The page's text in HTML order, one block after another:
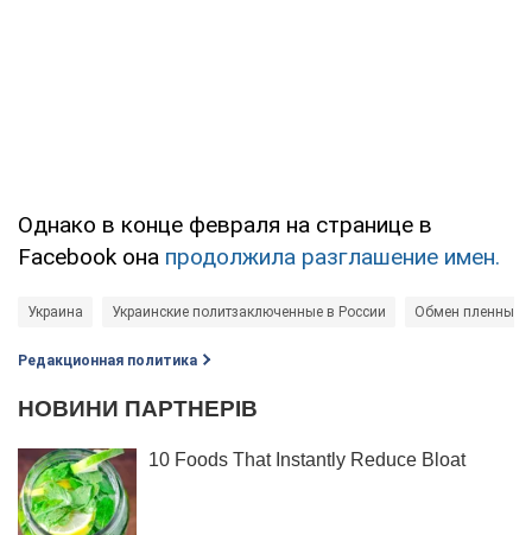
Однако в конце февраля на странице в
Facebook она продолжила разглашение имен.
Украина Украинские политзаключенные в России Обмен пленными
Редакционная политика